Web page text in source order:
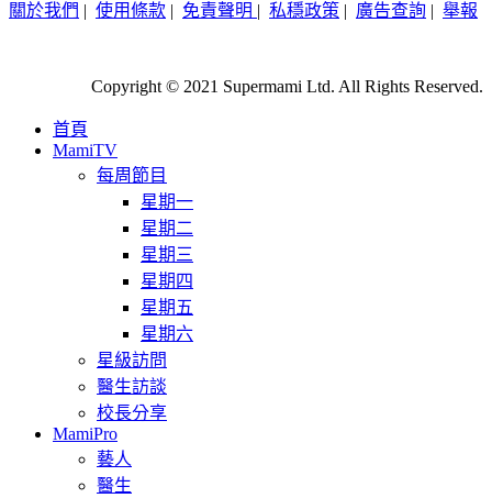
關於我們 | 使用條款 | 免責聲明 | 私穩政策 | 廣告查詢 | 舉報
Copyright © 2021 Supermami Ltd. All Rights Reserved.
首頁
MamiTV
每周節目
星期一
星期二
星期三
星期四
星期五
星期六
星級訪問
醫生訪談
校長分享
MamiPro
藝人
醫生